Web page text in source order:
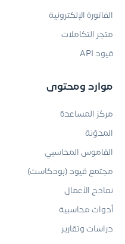
الفاتورة الإلكترونية
متجر التكاملات
قيود API
موارد ومحتوى
مركز المساعدة
المدوّنة
القاموس المحاسبي
مجتمع قيود (بودكاست)
نماذج الأعمال
أدوات محاسبية
دراسات وتقارير